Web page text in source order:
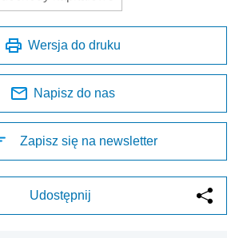
Wersja do druku
Napisz do nas
Zapisz się na newsletter
Udostępnij